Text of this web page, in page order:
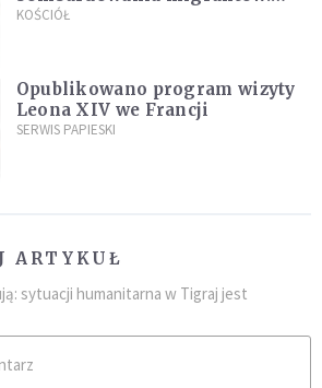
"Masowy ogień przeciwko
KOŚCIÓŁ
Opublikowano program wizyty
Leona XIV we Francji
SERWIS PAPIESKI
ARTYKUŁ
sytuacji humanitarna w Tigraj jest